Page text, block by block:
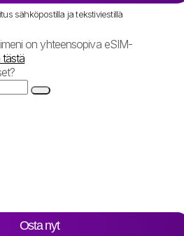
sähköpostilla ja tekstiviestillä
on yhteensopiva eSIM-
tästä
Osta nyt